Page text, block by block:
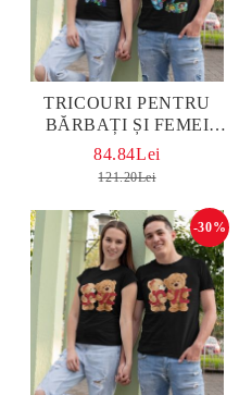
TRICOURI PENTRU
BĂRBAȚI ȘI FEMEI
MICKEY-MINNIE BLACK
84.84Lei
121.20Lei
-30%